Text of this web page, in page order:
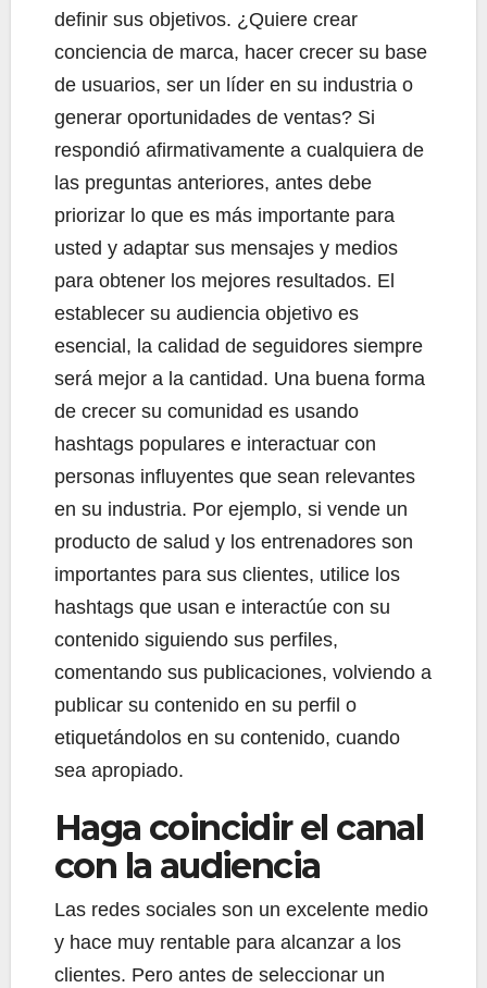
definir sus objetivos. ¿Quiere crear
conciencia de marca, hacer crecer su base
de usuarios, ser un líder en su industria o
generar oportunidades de ventas? Si
respondió afirmativamente a cualquiera de
las preguntas anteriores, antes debe
priorizar lo que es más importante para
usted y adaptar sus mensajes y medios
para obtener los mejores resultados. El
establecer su audiencia objetivo es
esencial, la calidad de seguidores siempre
será mejor a la cantidad. Una buena forma
de crecer su comunidad es usando
hashtags populares e interactuar con
personas influyentes que sean relevantes
en su industria. Por ejemplo, si vende un
producto de salud y los entrenadores son
importantes para sus clientes, utilice los
hashtags que usan e interactúe con su
contenido siguiendo sus perfiles,
comentando sus publicaciones, volviendo a
publicar su contenido en su perfil o
etiquetándolos en su contenido, cuando
sea apropiado.
Haga coincidir el canal
con la audiencia
Las redes sociales son un excelente medio
y hace muy rentable para alcanzar a los
clientes. Pero antes de seleccionar un